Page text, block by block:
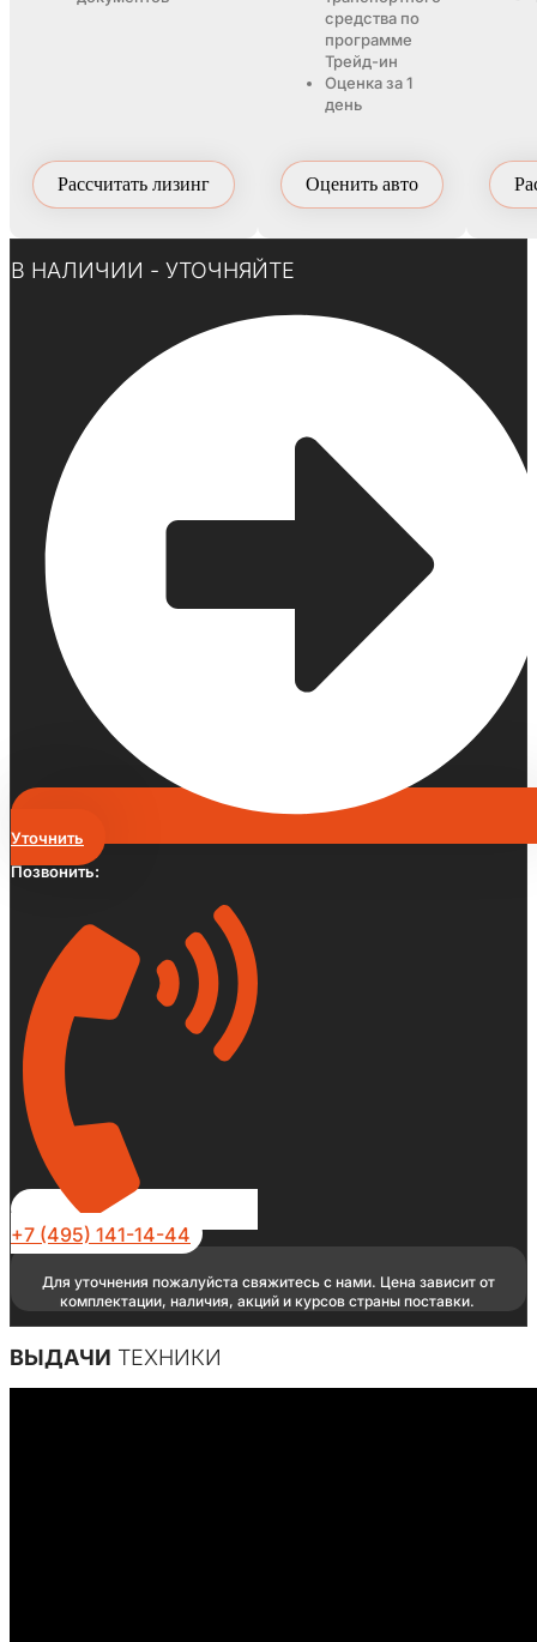
Рассчитать лизинг
средства по
программе
Трейд-ин
Оценка за 1
день
Оценить авто
В НАЛИЧИИ - УТОЧНЯЙТЕ
Уточнить
Позвонить:
+7 (495) 141-14-44
Для уточнения пожалуйста свяжитесь с нами. Цена зависит от
комплектации, наличия, акций и курсов страны поставки.
ВЫДАЧИ ТЕХНИКИ